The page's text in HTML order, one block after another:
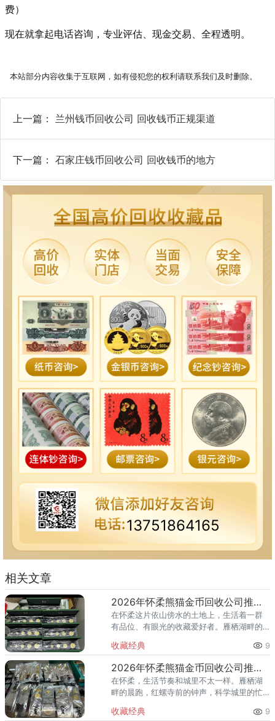
费）
现在就拿起电话咨询，专业评估、现金交易、全程透明。
本站部分内容收集于互联网，如有侵犯您的权利请联系我们及时删除。
上一篇： 兰州钱币回收公司 回收钱币正规渠道
下一篇： 石家庄钱币回收公司 回收钱币的地方
13751864165
相关文章
2026年怀柔熊猫金币回收公司推荐 怀柔回收熊猫金币渠道
在怀柔这片依山傍水的土地上，生活着一群
有品位、有眼光的收藏爱好者。雁栖湖畔的
红螺寺的香火绵延不绝——怀柔的藏家群体
也在悄然壮大。熊猫金币，作为
收藏经典 9
2026年怀柔熊猫金币回收公司推荐 怀柔哪里回收熊猫金币
在怀柔，生活节奏和城里不太一样。雁栖湖
畔的晨跑，红螺寺前的钟声，科学城里的忙
值。熊猫金币作为兼具投资与收藏属性的热
收藏经典 9